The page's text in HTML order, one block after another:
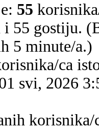
55
55 gostiju.
5 minute/a.)
ca
svi, 2026
korisnika/